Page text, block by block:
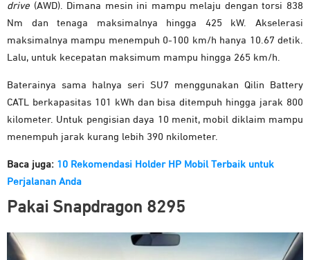
drive (AWD). Dimana mesin ini mampu melaju dengan torsi 838
Nm dan tenaga maksimalnya hingga 425 kW. Akselerasi
maksimalnya mampu menempuh 0-100 km/h hanya 10.67 detik.
Lalu, untuk kecepatan maksimum mampu hingga 265 km/h.
Baterainya sama halnya seri SU7 menggunakan Qilin Battery
CATL berkapasitas 101 kWh dan bisa ditempuh hingga jarak 800
kilometer. Untuk pengisian daya 10 menit, mobil diklaim mampu
menempuh jarak kurang lebih 390 nkilometer.
Baca juga: 10 Rekomendasi Holder HP Mobil Terbaik untuk
Perjalanan Anda
Pakai Snapdragon 8295